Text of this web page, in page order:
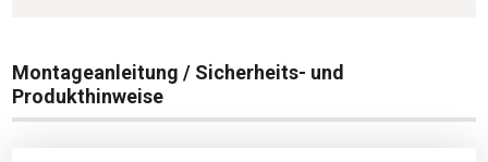
Montageanleitung / Sicherheits- und
Produkthinweise